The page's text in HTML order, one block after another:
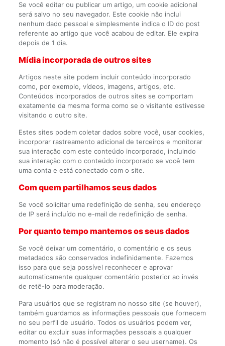
Se você editar ou publicar um artigo, um cookie adicional
será salvo no seu navegador. Este cookie não inclui
nenhum dado pessoal e simplesmente indica o ID do post
referente ao artigo que você acabou de editar. Ele expira
depois de 1 dia.
Mídia incorporada de outros sites
Artigos neste site podem incluir conteúdo incorporado
como, por exemplo, vídeos, imagens, artigos, etc.
Conteúdos incorporados de outros sites se comportam
exatamente da mesma forma como se o visitante estivesse
visitando o outro site.
Estes sites podem coletar dados sobre você, usar cookies,
incorporar rastreamento adicional de terceiros e monitorar
sua interação com este conteúdo incorporado, incluindo
sua interação com o conteúdo incorporado se você tem
uma conta e está conectado com o site.
Com quem partilhamos seus dados
Se você solicitar uma redefinição de senha, seu endereço
de IP será incluído no e-mail de redefinição de senha.
Por quanto tempo mantemos os seus dados
Se você deixar um comentário, o comentário e os seus
metadados são conservados indefinidamente. Fazemos
isso para que seja possível reconhecer e aprovar
automaticamente qualquer comentário posterior ao invés
de retê-lo para moderação.
Para usuários que se registram no nosso site (se houver),
também guardamos as informações pessoais que fornecem
no seu perfil de usuário. Todos os usuários podem ver,
editar ou excluir suas informações pessoais a qualquer
momento (só não é possível alterar o seu username). Os